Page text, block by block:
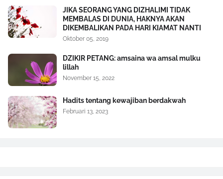
JIKA SEORANG YANG DIZHALIMI TIDAK
MEMBALAS DI DUNIA, HAKNYA AKAN
DIKEMBALIKAN PADA HARI KIAMAT NANTI
Oktober 05, 2019
DZIKIR PETANG: amsaina wa amsal mulku
lillah
November 15, 2022
Hadits tentang kewajiban berdakwah
Februari 13, 2023